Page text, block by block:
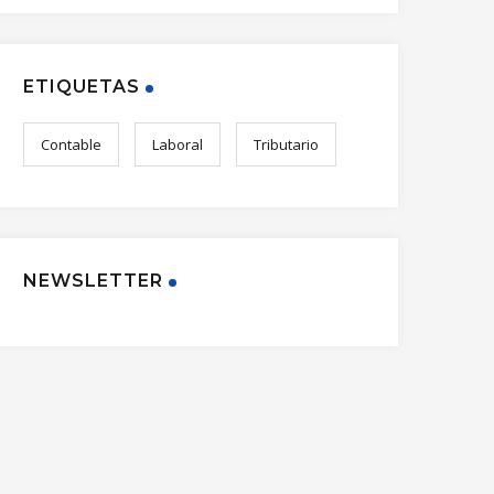
ETIQUETAS
Contable Laboral Tributario
NEWSLETTER